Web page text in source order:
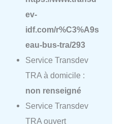
ev-
idf.com/r%C3%A9s
eau-bus-tra/293
Service Transdev
TRA à domicile :
non renseigné
Service Transdev
TRA ouvert